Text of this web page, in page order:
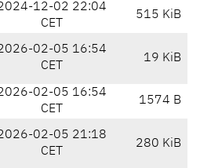
12-02 22:04
CET
515 KiB
02-05 16:54
CET
19 KiB
02-05 16:54
CET
1574 B
02-05 21:18
CET
280 KiB